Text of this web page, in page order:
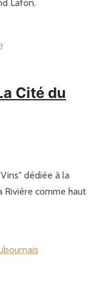
Lafon.
Cité du
dédiée à la
Rivière comme haut